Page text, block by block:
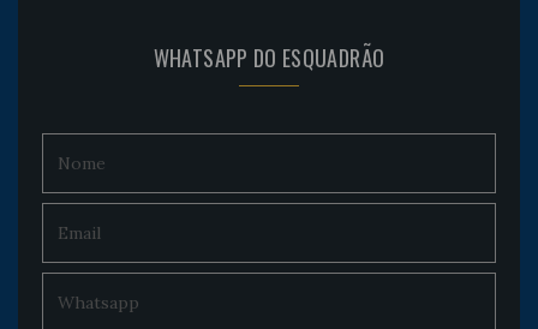
WHATSAPP DO ESQUADRÃO